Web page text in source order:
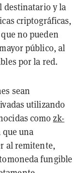
destinatario y la
criptográficas,
no pueden
público, al
por la red.
sean
utilizando
comozk-
una
al remitente,
fungible